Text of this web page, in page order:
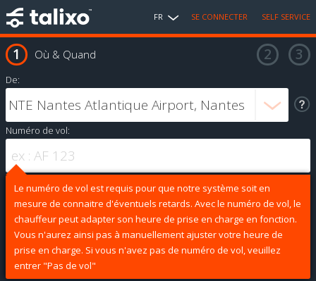
FR SE CONNECTER SELF SERVICE
Où & Quand
De:
Numéro de vol:
Le numéro de vol est requis pour que notre système soit en
mesure de connaitre d'éventuels retards. Avec le numéro de vol, le
chauffeur peut adapter son heure de prise en charge en fonction.
Vous n'aurez ainsi pas à manuellement ajuster votre heure de
prise en charge. Si vous n'avez pas de numéro de vol, veuillez
entrer "Pas de vol"